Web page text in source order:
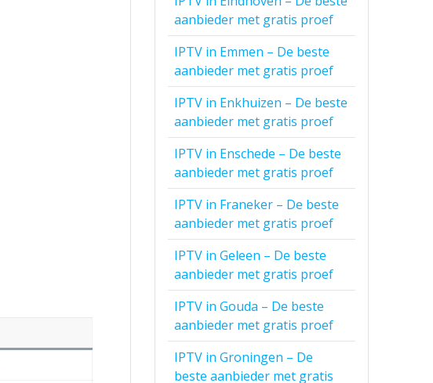
aanbieder met gratis proef
IPTV in Emmen – De beste
aanbieder met gratis proef
IPTV in Enkhuizen – De beste
aanbieder met gratis proef
IPTV in Enschede – De beste
aanbieder met gratis proef
IPTV in Franeker – De beste
aanbieder met gratis proef
IPTV in Geleen – De beste
aanbieder met gratis proef
IPTV in Gouda – De beste
aanbieder met gratis proef
IPTV in Groningen – De
beste aanbieder met gratis